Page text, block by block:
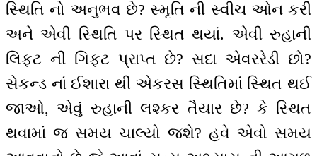
સ્થિતિ નો અનુભવ છે? સ્મૃતિ ની સ્વીચ ઓન કરી
અને એવી સ્થિતિ પર સ્થિત થયાં. એવી રુહાની
લિફ્ટ ની ગિફ્ટ પ્રાપ્ત છે? સદા એવરરેડી છો?
સેકન્ડ નાં ઈશારા થી એકરસ સ્થિતિમાં સ્થિત થઈ
જાઓ, એવું રુહાની લશ્કર તૈયાર છે? કે સ્થિત
થવામાં જ સમય ચાલ્યો જશે? હવે એવો સમય